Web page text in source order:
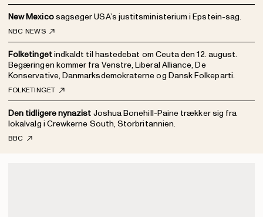
New Mexicosagsøger USA’s justitsministerium i Epstein-sag.
NBC NEWS
Folketingetindkaldt til hastedebat om Ceuta den 12. august.
Begæringen kommer fra Venstre, Liberal Alliance, De
Konservative, Danmarksdemokraterne og Dansk Folkeparti.
FOLKETINGET
Den tidligere nynazist Joshua Bonehill-Paine trækker sig fra
lokalvalg i Crewkerne South, Storbritannien.
BBC